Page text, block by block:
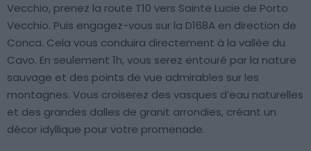
Vecchio, prenez la route T10 vers Sainte Lucie de Porto
Vecchio. Puis engagez-vous sur la D168A en direction de
Conca. Cela vous conduira directement à la vallée du
Cavo. En seulement 1h, vous serez entouré par la nature
sauvage et des points de vue admirables sur les
montagnes. Vous croiserez des vasques d’eau naturelles
et des grandes dalles de granit arrondies, créant un
décor idyllique pour votre promenade.